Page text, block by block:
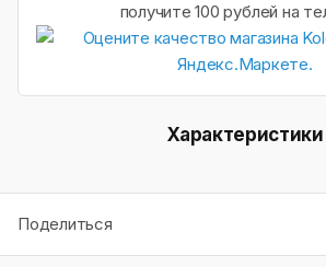
получите 100 рублей на
Характеристики
Поделиться